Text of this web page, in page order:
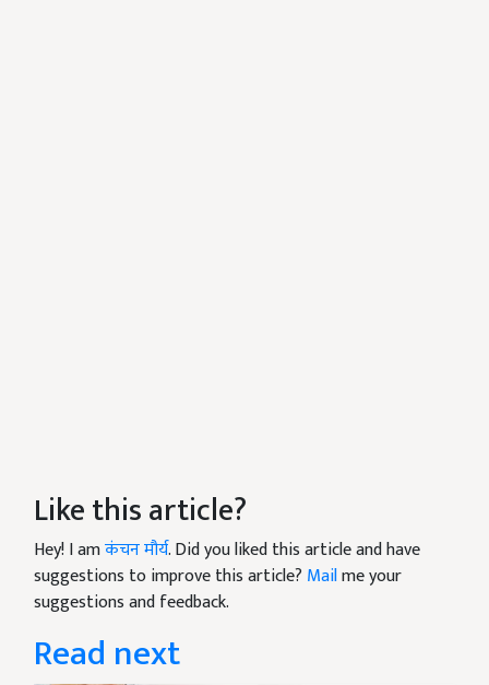
Like this article?
Hey! I amकंचन मौर्य. Did you liked this article and have
suggestions to improve this article? Mailme your
suggestions and feedback.
Read next